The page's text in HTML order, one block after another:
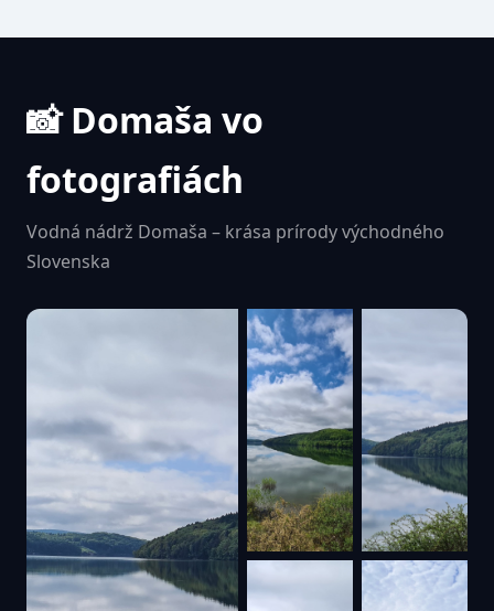
📸 Domaša vo
fotografiách
Vodná nádrž Domaša – krása prírody východného
Slovenska